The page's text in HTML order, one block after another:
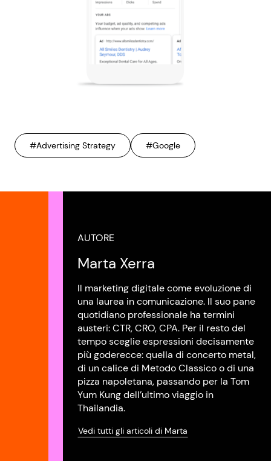
#Advertising Strategy #Google
AUTORE
Marta Xerra
Il marketing digitale come evoluzione di
una laurea in comunicazione. Il suo pane
quotidiano professionale ha termini
austeri: CTR, CRO, CPA. Per il resto del
tempo sceglie espressioni decisamente
più goderecce: quella di concerto metal,
di un calice di Metodo Classico o di una
pizza napoletana, passando per la Tom
Yum Kung dell’ultimo viaggio in
Thailandia.
Vedi tutti gli articoli di Marta